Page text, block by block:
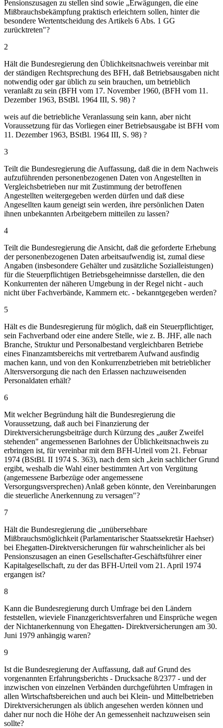
Pensionszusagen zu stellen sind sowie „Erwägungen, die eine
Mißbrauchsbekämpfung praktisch erleichtern sollen, hinter die
besondere Wertentscheidung des Artikels 6 Abs. 1 GG
zurücktreten"?
2
Hält die Bundesregierung den Üblichkeitsnachweis vereinbar mit
der ständigen Rechtsprechung des BFH, daß Betriebsausgaben nicht
notwendig oder gar üblich zu sein brauchen, um betrieblich
veranlaßt zu sein (BFH vom 17. November 1960, (BFH vom 11.
Dezember 1963, BStBl. 1964 III, S. 98) ?
weis auf die betriebliche Veranlassung sein kann, aber nicht
Voraussetzung für das Vorliegen einer Betriebsausgabe ist BFH vom
11. Dezember 1963, BStBl. 1964 III, S. 98) ?
3
Teilt die Bundesregierung die Auffassung, daß die in dem Nachweis
aufzuführenden personenbezogenen Daten von Angestellten in
Vergleichsbetrieben nur mit Zustimmung der betroffenen
Angestellten weitergegeben werden dürfen und daß diese
Angesellten kaum geneigt sein werden, ihre persönlichen Daten
ihnen unbekannten Arbeitgebern mitteilen zu lassen?
4
Teilt die Bundesregierung die Ansicht, daß die geforderte Erhebung
der personenbezogenen Daten arbeitsaufwendig ist, zumal diese
Angaben (insbesondere Gehälter und zusätzliche Sozialleistungen)
für die Steuerpflichtigen Betriebsgeheimnisse darstellen, die den
Konkurrenten der näheren Umgebung in der Regel nicht - auch
nicht über Fachverbände, Kammern etc. - bekanntgegeben werden?
5
Hält es die Bundesregierung für möglich, daß ein Steuerpflichtiger,
sein Fachverband oder eine andere Stelle, wie z. B. JHF, alle nach
Branche, Struktur und Personalbestand vergleichbaren Betriebe
eines Finanzamtsbereichs mit vertretbarem Aufwand ausfindig
machen kann, und von den Konkurrenzbetrieben mit betrieblicher
Altersversorgung die nach den Erlassen nachzuweisenden
Personaldaten erhält?
6
Mit welcher Begründung hält die Bundesregierung die
Voraussetzung, daß auch bei Finanzierung der
Direktversicherungsbeiträge durch Kürzung des „außer Zweifel
stehenden" angemessenen Barlohnes der Üblichkeitsnachweis zu
erbringen ist, für vereinbar mit dem BFH-Urteil vom 21. Februar
1974 (BStBl. II 1974 S. 363), nach dem sich „kein sachlicher Grund
ergibt, weshalb die Wahl einer bestimmten Art von Vergütung
(angemessene Barbezüge oder angemessene
Versorgungsversprechen) Anlaß geben könnte, den Vereinbarungen
die steuerliche Anerkennung zu versagen"?
7
Hält die Bundesregierung die „unübersehbare
Mißbrauchsmöglichkeit (Parlamentarischer Staatssekretär Haehser)
bei Ehegatten-Direktversicherungen für wahrscheinlicher als bei
Pensionszusagen an einen Gesellschafter-Geschäftsführer einer
Kapitalgesellschaft, zu der das BFH-Urteil vom 21. April 1974
ergangen ist?
8
Kann die Bundesregierung durch Umfrage bei den Ländern
feststellen, wieviele Finanzgerichtsverfahren und Einsprüche wegen
der Nichtanerkennung von Ehegatten- Direktversicherungen am 30.
Juni 1979 anhängig waren?
9
Ist die Bundesregierung der Auffassung, daß auf Grund des
vorgenannten Erfahrungsberichts - Drucksache 8/2377 - und der
inzwischen von einzelnen Verbänden durchgeführten Umfragen in
allen Wirtschaftsbereichen und auch bei Klein- und Mittelbetrieben
Direktversicherungen als üblich angesehen werden können und
daher nur noch die Höhe der An gemessenheit nachzuweisen sein
sollte?